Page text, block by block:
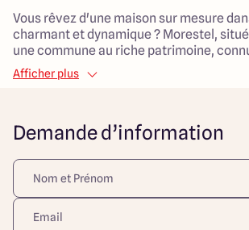
Vous rêvez d'une maison sur mesure
charmant et dynamique ? Morestel,
une commune au riche patrimoine,
ambiance paisible et son environnement
ses commerces, écoles et accès rapide à
> Pièce de vie 40 m²
> 3 chambres
> 1 salle de bain
> 1 cellier
Afficher plus
Demande d’information